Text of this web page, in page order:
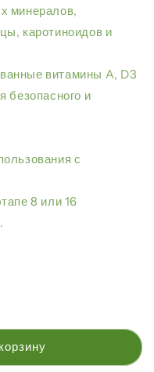
минералов,
каротиноидов и
витамины A, D3
безопасного и
с
8 или 16